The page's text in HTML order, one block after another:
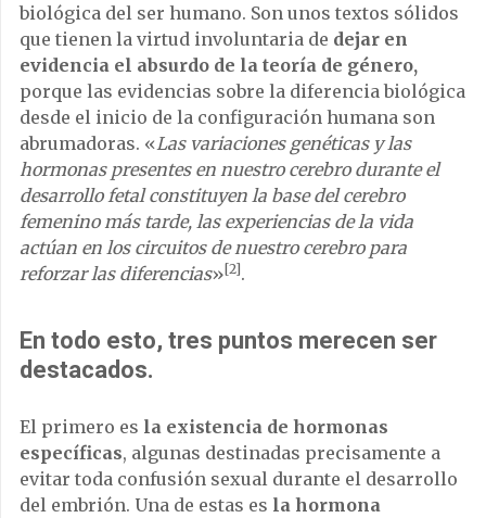
biológica del ser humano. Son unos textos sólidos
que tienen la virtud involuntaria de dejar en
evidencia el absurdo de la teoría de género,
porque las evidencias sobre la diferencia biológica
desde el inicio de la configuración humana son
abrumadoras. «Las variaciones genéticas y las
hormonas presentes en nuestro cerebro durante el
desarrollo fetal constituyen la base del cerebro
femenino más tarde, las experiencias de la vida
actúan en los circuitos de nuestro cerebro para
reforzar las diferencias» [2] .
En todo esto, tres puntos merecen ser
destacados.
El primero es la existencia de hormonas
específicas, algunas destinadas precisamente a
evitar toda confusión sexual durante el desarrollo
del embrión. Una de estas es la hormona